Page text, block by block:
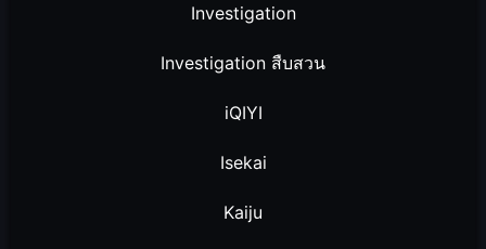
Investigation
Investigation สืบสวน
iQIYI
Isekai
Kaiju